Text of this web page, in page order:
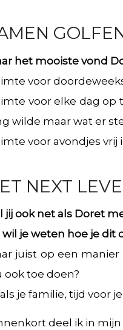
het mooiste vond
voor
voor elke dag op
wilde maar wat er
voor avondjes vrij
NEXT
jij ook net als Doret
wil je weten hoe je dit
juist op een
ook toe doen?
je familie, tijd voor
deel ik in